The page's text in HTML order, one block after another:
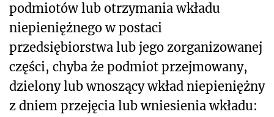
podmiotów lub otrzymania wkładu
niepieniężnego w postaci
przedsiębiorstwa lub jego zorganizowanej
części, chyba że podmiot przejmowany,
dzielony lub wnoszący wkład niepieniężny
z dniem przejęcia lub wniesienia wkładu: